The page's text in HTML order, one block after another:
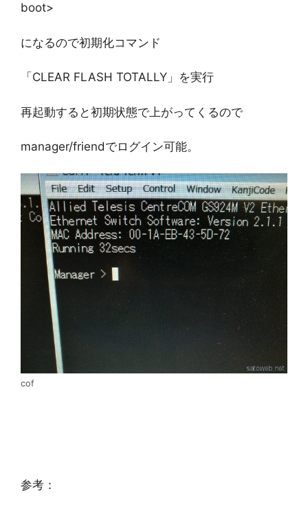
boot>
になるので初期化コマンド
「CLEAR FLASH TOTALLY」を実行
再起動すると初期状態で上がってくるので
manager/friendでログイン可能。
cof
参考：